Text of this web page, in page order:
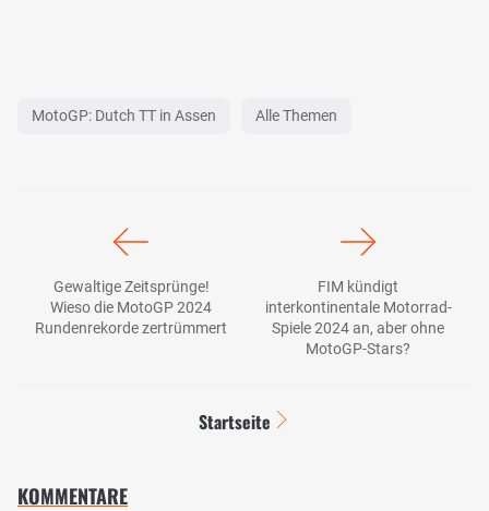
MotoGP: Dutch TT in Assen Alle Themen
Gewaltige Zeitsprünge!
Wieso die MotoGP 2024
Rundenrekorde zertrümmert
FIM kündigt
interkontinentale Motorrad-
Spiele 2024 an, aber ohne
MotoGP-Stars?
Startseite
KOMMENTARE